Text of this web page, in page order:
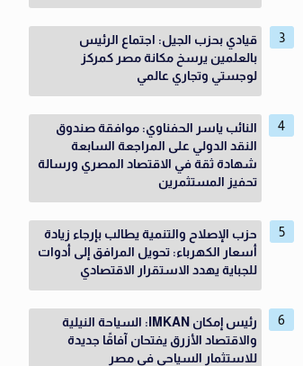
قيادي بحزب الجيل: اجتماع الرئيس
بالعلمين يرسخ مكانة مصر كمركز
لوجستي وتجاري عالمي
النائب ياسر الحفناوي: موافقة صندوق
النقد الدولي على المراجعة السابعة
شهادة ثقة في الاقتصاد المصري ورسالة
تحفيز المستثمرين
حزب الإصلاح والتنمية يطالب بإرجاء زيادة
أسعار الكهرباء: تحويل المرافق إلى أدوات
للجباية يهدد الاستقرار الاقتصادي
رئيس إمكان IMKAN: السياحة النيلية
والاقتصاد الأزرق يفتحان آفاقًا جديدة
للاستثمار السياحي في مصر